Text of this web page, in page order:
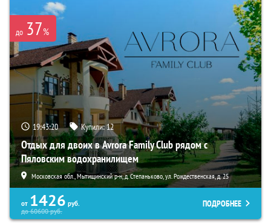
до 37%
19:43:19 Купили:12
Отдых для двоих в Avrora Family Club рядом с
Пяловским водохранилищем
Московская обл., Мытищинский р-н, д. Степаньково, ул. Рождественская, д. 25
от 1426 руб.
до60600руб.
ПОДРОБНЕЕ